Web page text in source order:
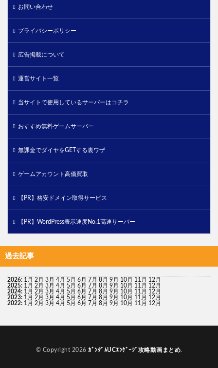
お問い合わせ
プライバシーポリシー
広告掲載について
運営サイト一覧
当サイトで使用しているサーバーはコチラ
おすすめ無料ゲームサーバー
無課金でダイヤをGETする裏ワザ
ゲームアカウント高価買取
【PR】格安ドメイン取得サービス
【PR】WordPress表示速度No.1高速サーバー
過去記事
2026: 1月 2月 3月 4月 5月 6月 7月 8月 9月 10月 11月 12月
2025: 1月 2月 3月 4月 5月 6月 7月 8月 9月 10月 11月 12月
2024: 1月 2月 3月 4月 5月 6月 7月 8月 9月 10月 11月 12月
2023: 1月 2月 3月 4月 5月 6月 7月 8月 9月 10月 11月 12月
2022: 1月 2月 3月 4月 5月 6月 7月 8月 9月 10月 11月 12月
© Copyright 2026 ｶﾞﾝﾀﾞﾑUCｴﾝｹﾞｰｼﾞ攻略動画まとめ.